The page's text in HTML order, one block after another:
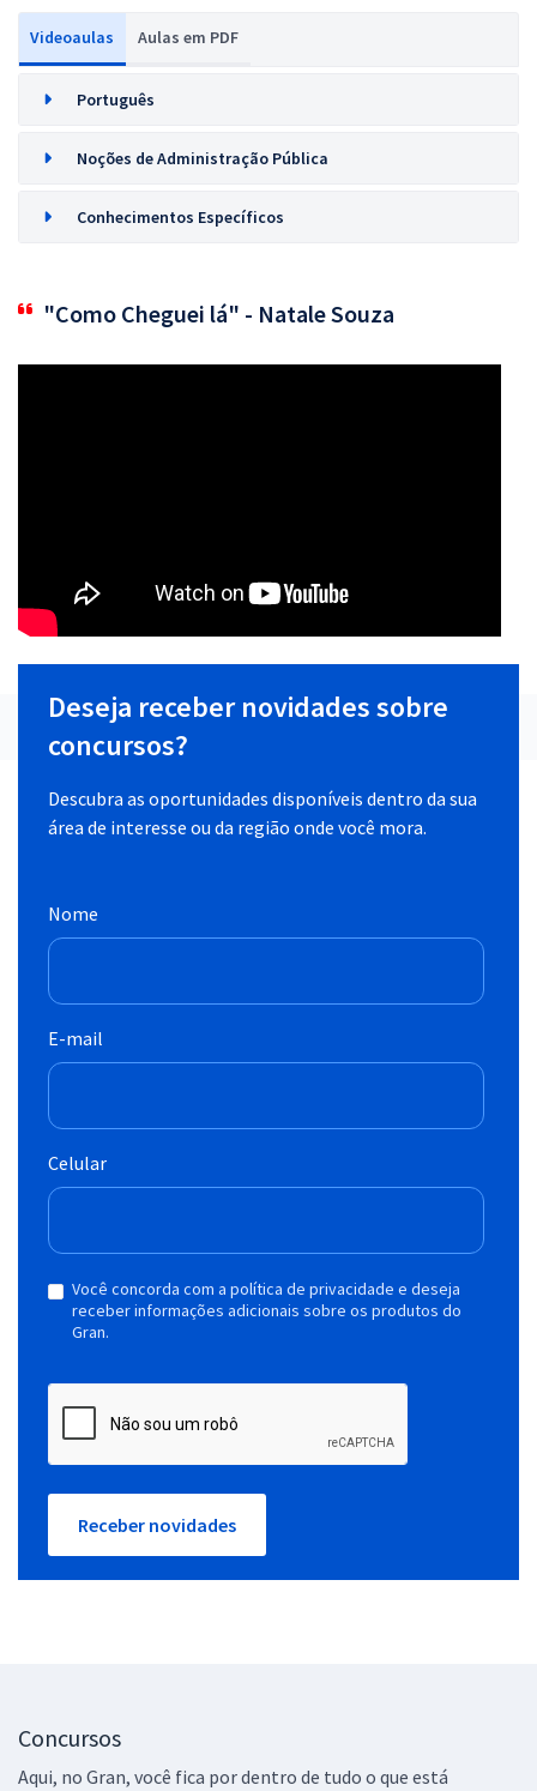
Videoaulas Aulas em PDF
Português
Noções de Administração Pública
Conhecimentos Específicos
"Como Cheguei lá" - Natale Souza
Deseja receber novidades sobre
concursos?
Descubra as oportunidades disponíveis dentro da sua
área de interesse ou da região onde você mora.
Nome
E-mail
Celular
Você concorda com a política de privacidade e deseja
receber informações adicionais sobre os produtos do
Gran.
Receber novidades
Concursos
Aqui, no Gran, você fica por dentro de tudo o que está